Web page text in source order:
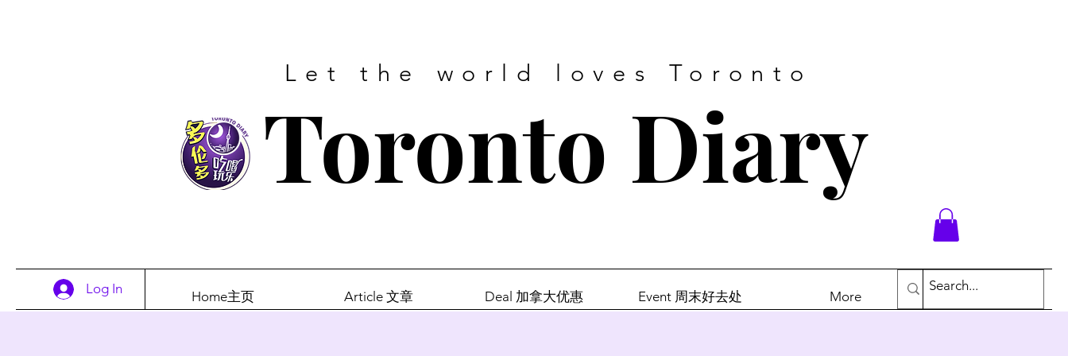
Let the world loves Toronto
Toronto Diary
Log In Home主页 Article 文章 Deal 加拿大优惠 Event 周末好去处 More